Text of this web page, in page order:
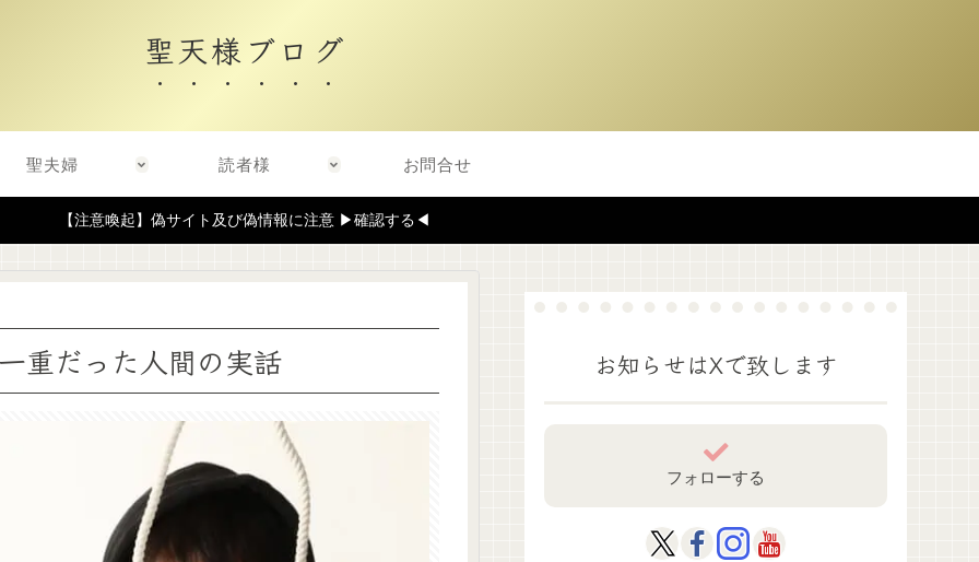
聖天様ブログ
聖夫婦 読者様 お問合せ
【注意喚起】偽サイト及び偽情報に注意 ▶確認する◀
重だった人間の実話 お知らせはXで致します
フォローする